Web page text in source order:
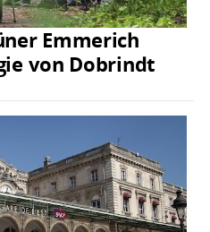
Emmerich
von Dobrindt